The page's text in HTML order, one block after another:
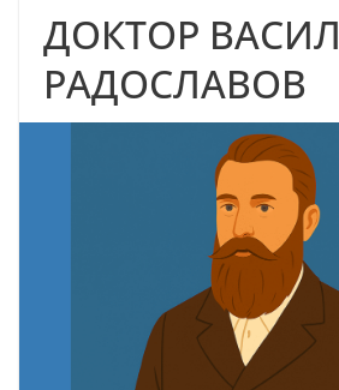
ДОКТОР ВАСИЛ
РАДОСЛАВОВ